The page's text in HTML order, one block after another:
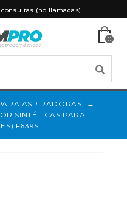
consultas (no llamadas)
0
ASPIRADORAS
→
SINTÉTICAS PARA
F639S